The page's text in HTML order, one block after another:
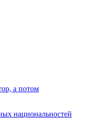
а потом
национальностей